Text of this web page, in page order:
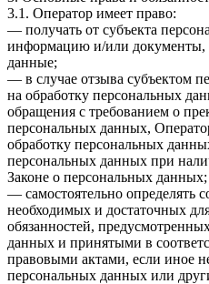
3.1. Оператор имеет право:
— получать от субъекта
информацию и/или документы,
данные;
— в случае отзыва субъектом
на обработку персональных
обращения с требованием о
персональных данных,
обработку персональных
персональных данных при
Законе о персональных данных;
— самостоятельно определять
необходимых и достаточных
обязанностей,
данных и принятыми в
правовыми актами, если иное
персональных данных или